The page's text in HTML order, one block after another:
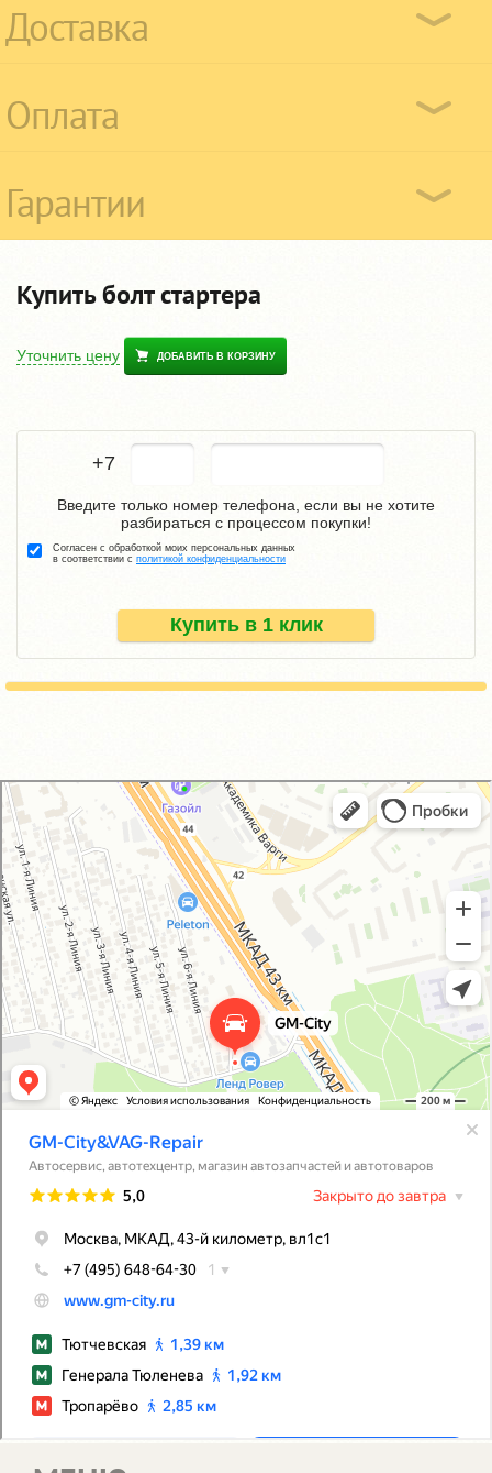
Доставка
Оплата
Гарантии
Купить болт стартера
Уточнить цену ДОБАВИТЬ В КОРЗИНУ
+7
Купить в 1 клик
Введите только номер телефона, если вы не хотите
разбираться с процессом покупки!
Согласен с обработкой моих персональных данных
в соответствии с политикой конфиденциальности
GM-City&VAG-Repair
Автосервис, автотехцентр в Москве
Магазин автозапчастей и автотоваров в Москве